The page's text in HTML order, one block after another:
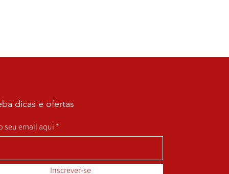
dicas e ofertas
seu email aqui
Inscrever-se